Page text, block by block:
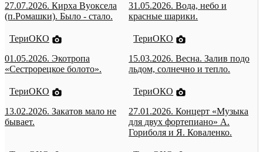
27.07.2026. Кирха Вуоксела
(п.Ромашки). Было - стало.
31.05.2026. Вода, небо и
красные шарики.
ТериОКО
01.05.2026. Экотропа
«Сестрорецкое болото».
ТериОКО
15.03.2026. Весна. Залив подо
льдом, солнечно и тепло.
ТериОКО
13.02.2026. Закатов мало не
бывает.
ТериОКО
27.01.2026. Концерт «Музыка
для двух фортепиано» А.
Гориболя и Я. Коваленко.